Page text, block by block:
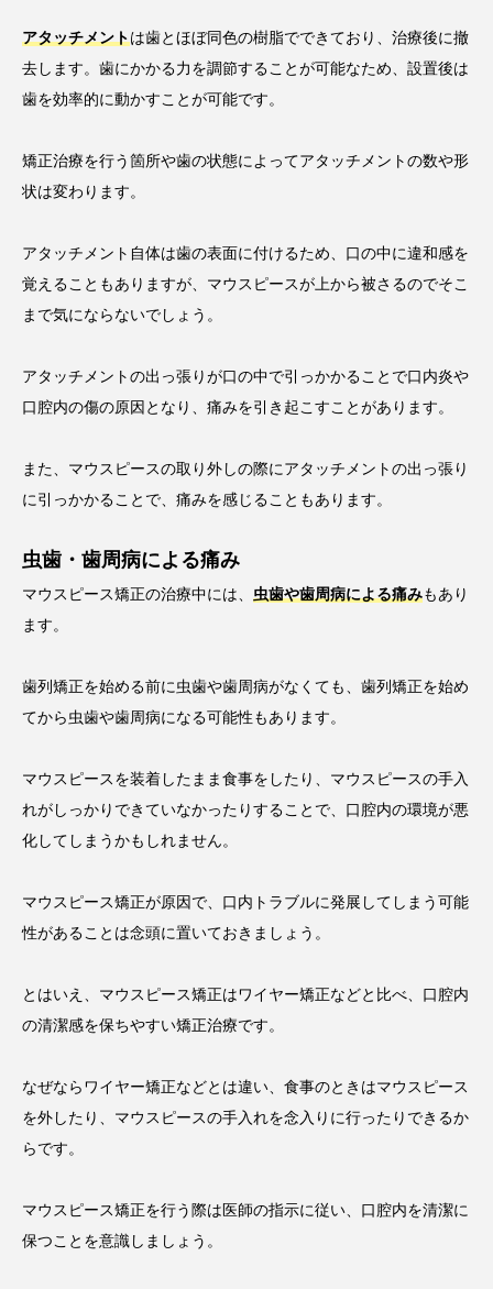
アタッチメント は歯とほぼ同色の樹脂でできており、治療後に撤
去します。歯にかかる力を調節することが可能なため、設置後は
歯を効率的に動かすことが可能です。
矯正治療を行う箇所や歯の状態によってアタッチメントの数や形
状は変わります。
アタッチメント自体は歯の表面に付けるため、口の中に違和感を
覚えることもありますが、マウスピースが上から被さるのでそこ
まで気にならないでしょう。
アタッチメントの出っ張りが口の中で引っかかることで口内炎や
口腔内の傷の原因となり、痛みを引き起こすことがあります。
また、マウスピースの取り外しの際にアタッチメントの出っ張り
に引っかかることで、痛みを感じることもあります。
虫歯・歯周病による痛み
マウスピース矯正の治療中には、 虫歯や歯周病による痛みもあり
ます。
歯列矯正を始める前に虫歯や歯周病がなくても、歯列矯正を始め
てから虫歯や歯周病になる可能性もあります。
マウスピースを装着したまま食事をしたり、マウスピースの手入
れがしっかりできていなかったりすることで、口腔内の環境が悪
化してしまうかもしれません。
マウスピース矯正が原因で、口内トラブルに発展してしまう可能
性があることは念頭に置いておきましょう。
とはいえ、マウスピース矯正はワイヤー矯正などと比べ、口腔内
の清潔感を保ちやすい矯正治療です。
なぜならワイヤー矯正などとは違い、食事のときはマウスピース
を外したり、マウスピースの手入れを念入りに行ったりできるか
らです。
マウスピース矯正を行う際は医師の指示に従い、口腔内を清潔に
保つことを意識しましょう。